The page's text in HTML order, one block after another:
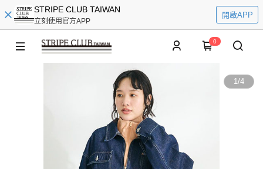
STRIPE CLUB TAIWAN
立刻使用官方APP
開啟APP
0
1/4